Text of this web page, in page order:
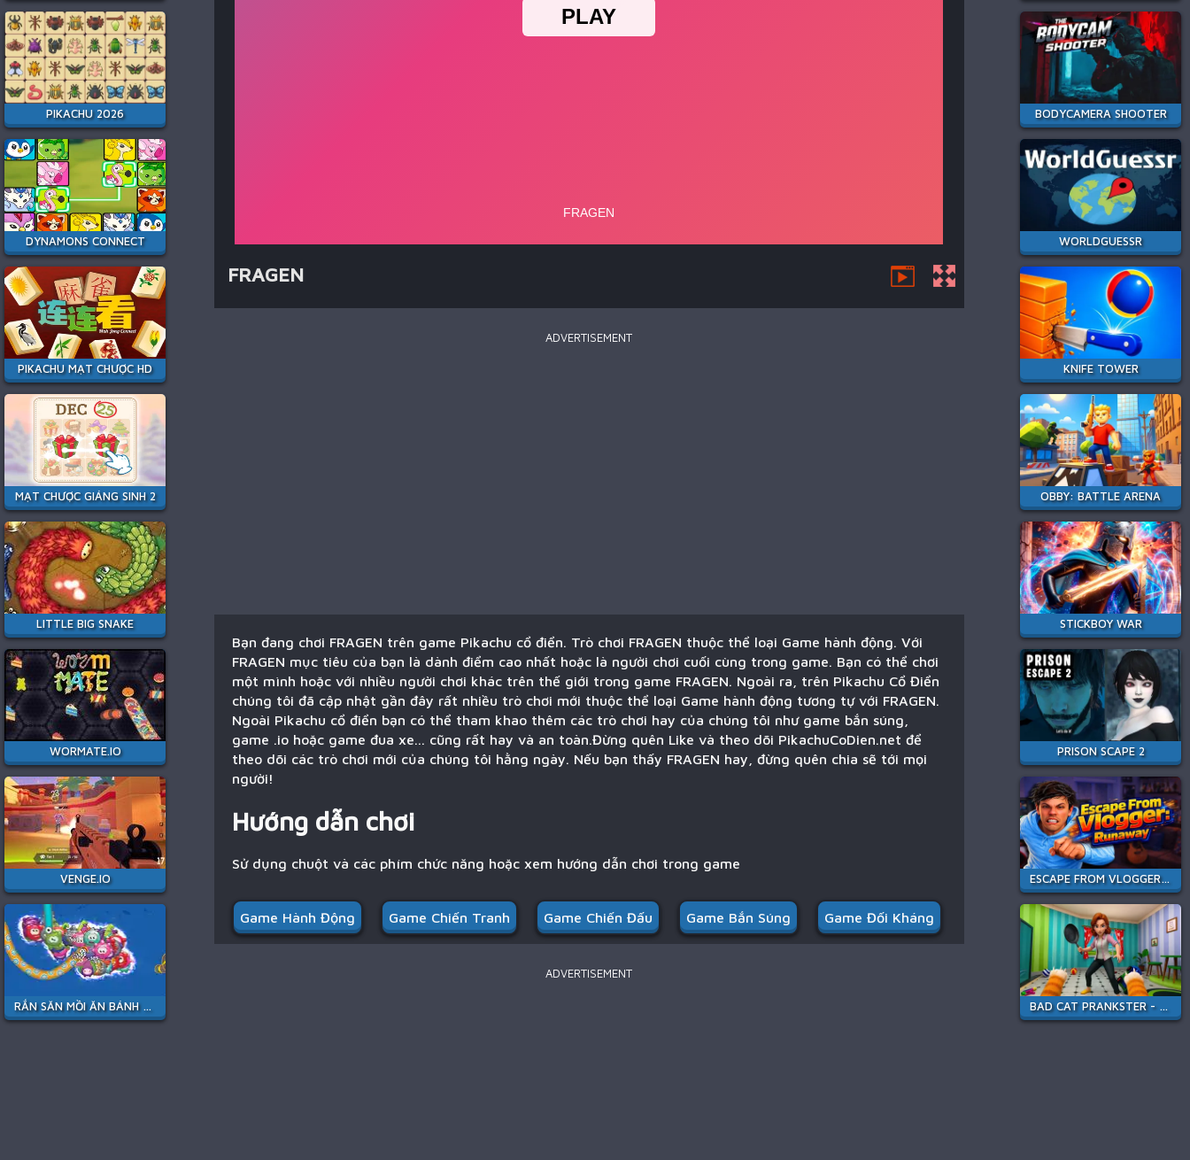
PIKACHU 2026
DYNAMONS CONNECT
PIKACHU MẠT CHƯỢC HD
MẠT CHƯỢC GIÁNG SINH 2
LITTLE BIG SNAKE
WORMATE.IO
VENGE.IO
RẮN SĂN MỒI ĂN BÁNH KẸO
FRAGEN
ADVERTISEMENT
Bạn đang chơi FRAGEN trên game Pikachu cổ điển. Trò chơi FRAGEN thuộc thể loại Game hành động. Với
FRAGEN mục tiêu của bạn là dành điểm cao nhất hoặc là người chơi cuối cùng trong game. Bạn có thể chơi
một mình hoặc với nhiều người chơi khác trên thế giới trong game FRAGEN. Ngoài ra, trên Pikachu Cổ Điển
chúng tôi đã cập nhật gần đây rất nhiều trò chơi mới thuộc thể loại Game hành động tương tự với FRAGEN.
Ngoài Pikachu cổ điển bạn có thể tham khao thêm các trò chơi hay của chúng tôi như game bắn súng,
game .io hoặc game đua xe... cũng rất hay và an toàn.Đừng quên Like và theo dõi PikachuCoDien.net để
theo dõi các trò chơi mới của chúng tôi hằng ngày. Nếu bạn thấy FRAGEN hay, đừng quên chia sẽ tới mọi
người!
Hướng dẫn chơi
Sử dụng chuột và các phím chức năng hoặc xem hướng dẫn chơi trong game
Game Hành Động Game Chiến Tranh Game Chiến Đấu Game Bắn Súng Game Đối Kháng
ADVERTISEMENT
BODYCAMERA SHOOTER
WORLDGUESSR
KNIFE TOWER
OBBY: BATTLE ARENA
STICKBOY WAR
PRISON SCAPE 2
ESCAPE FROM VLOGGER: RUNAWAY
BAD CAT PRANKSTER - MOM IS RETURN